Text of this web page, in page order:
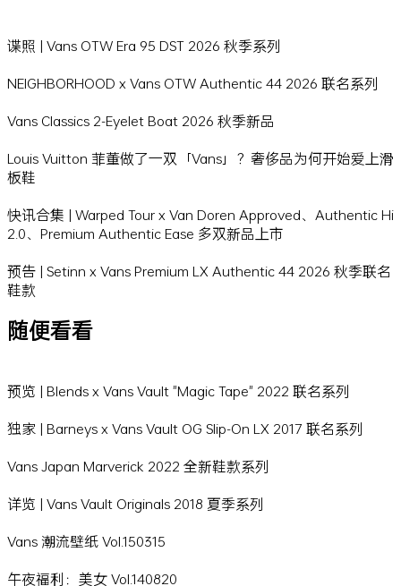
谍照 | Vans OTW Era 95 DST 2026 秋季系列
NEIGHBORHOOD x Vans OTW Authentic 44 2026 联名系列
Vans Classics 2-Eyelet Boat 2026 秋季新品
Louis Vuitton 菲董做了一双「Vans」？奢侈品为何开始爱上滑
板鞋
快讯合集 | Warped Tour x Van Doren Approved、Authentic Hi
2.0、Premium Authentic Ease 多双新品上市
预告 | Setinn x Vans Premium LX Authentic 44 2026 秋季联名
鞋款
随便看看
预览 | Blends x Vans Vault "Magic Tape" 2022 联名系列
独家 | Barneys x Vans Vault OG Slip-On LX 2017 联名系列
Vans Japan Marverick 2022 全新鞋款系列
详览 | Vans Vault Originals 2018 夏季系列
Vans 潮流壁纸 Vol.150315
午夜福利：美女 Vol.140820